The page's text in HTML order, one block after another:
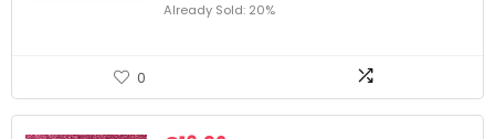
Already Sold: 20%
0